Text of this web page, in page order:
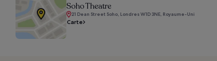
Soho Theatre
21 Dean Street Soho, Londres W1D 3NE, Royaume-Uni
Carte